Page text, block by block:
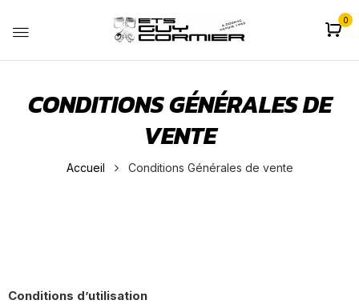
0
CONDITIONS GÉNÉRALES DE
VENTE
Accueil Conditions Générales de vente
Conditions d’utilisation